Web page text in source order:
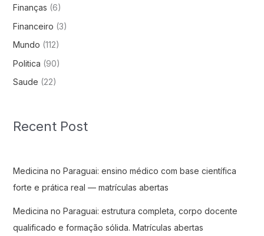
Finanças (6)
Financeiro (3)
Mundo (112)
Politica (90)
Saude (22)
Recent Post
Medicina no Paraguai: ensino médico com base científica
forte e prática real — matrículas abertas
Medicina no Paraguai: estrutura completa, corpo docente
qualificado e formação sólida. Matrículas abertas